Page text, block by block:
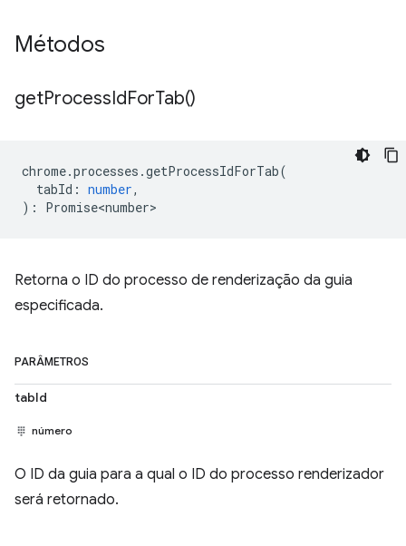
Métodos
getProcessIdForTab()
chrome.processes .getProcessIdForTab(
tabId : number,
) : Promise<number>
Retorna o ID do processo de renderização da guia
especificada.
PARÂMETROS
tabId
número
O ID da guia para a qual o ID do processo renderizador
será retornado.